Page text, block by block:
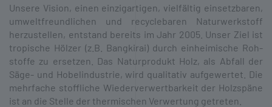
Unsere Vision, einen einzig­artigen, vielfältig einsetz­baren,
umwelt­freundlichen und recycle­baren Natur­werk­stoff
herzustellen, entstand bereits im Jahr 2005. Unser Ziel ist
tropische Hölzer (z.B. Bangkirai) durch einheimische Roh­
stoffe zu ersetzen. Das Natur­produkt Holz, als Abfall der
Säge- und Hobel­industrie, wird qualitativ aufgewertet. Die
mehr­fache stoffliche Wieder­verwertbarkeit der Holz­späne
ist an die Stelle der thermischen Verwertung getreten.